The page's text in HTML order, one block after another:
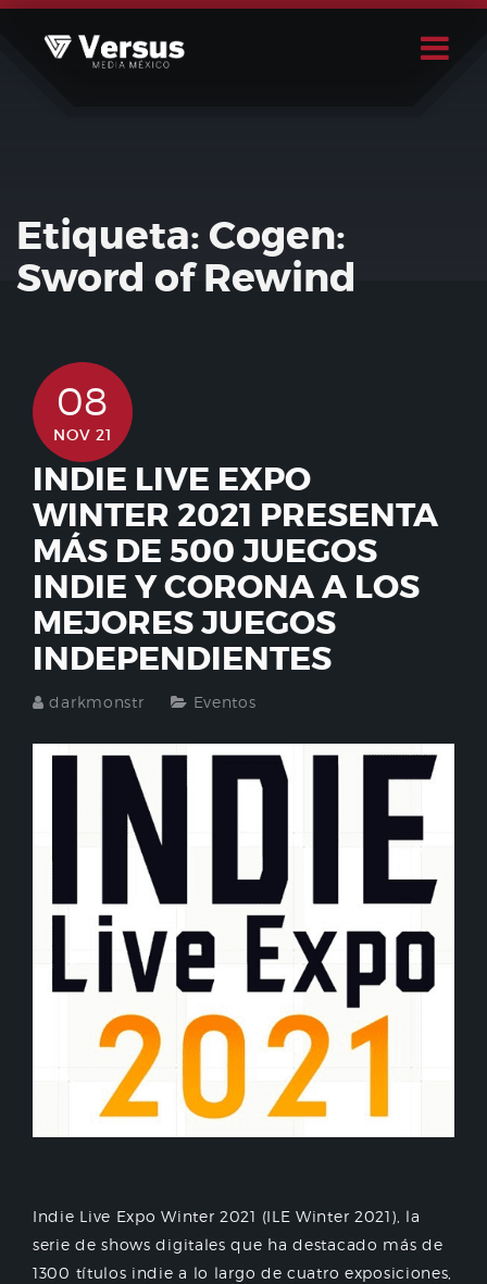
Skip
Etiqueta:Cogen:
Sword of Rewind
08
NOV 21
INDIE LIVE EXPO
WINTER 2021 PRESENTA
MÁS DE 500 JUEGOS
INDIE Y CORONA A LOS
MEJORES JUEGOS
INDEPENDIENTES
darkmonstr Eventos
Indie Live Expo Winter 2021 (ILE Winter 2021), la
serie de shows digitales que ha destacado más de
1300 títulos indie a lo largo de cuatro exposiciones,